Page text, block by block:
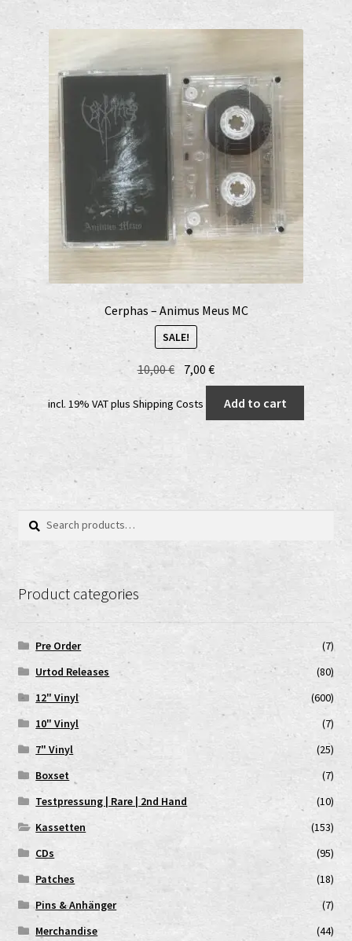
Cerphas – Animus Meus MC
SALE!
10,00€ Original
was:
7,00€Current
price
is:
incl. 19% VATplus Shipping Costs Add to cart
Search
Search
Product categories
Pre Order
(7)
Urtod Releases
(80)
12" Vinyl
(600)
10" Vinyl
(7)
7" Vinyl
(25)
Boxset
(7)
Testpressung | Rare | 2nd Hand
(10)
Kassetten
(153)
CDs
(95)
Patches
(18)
Pins & Anhänger
(7)
Merchandise
(44)